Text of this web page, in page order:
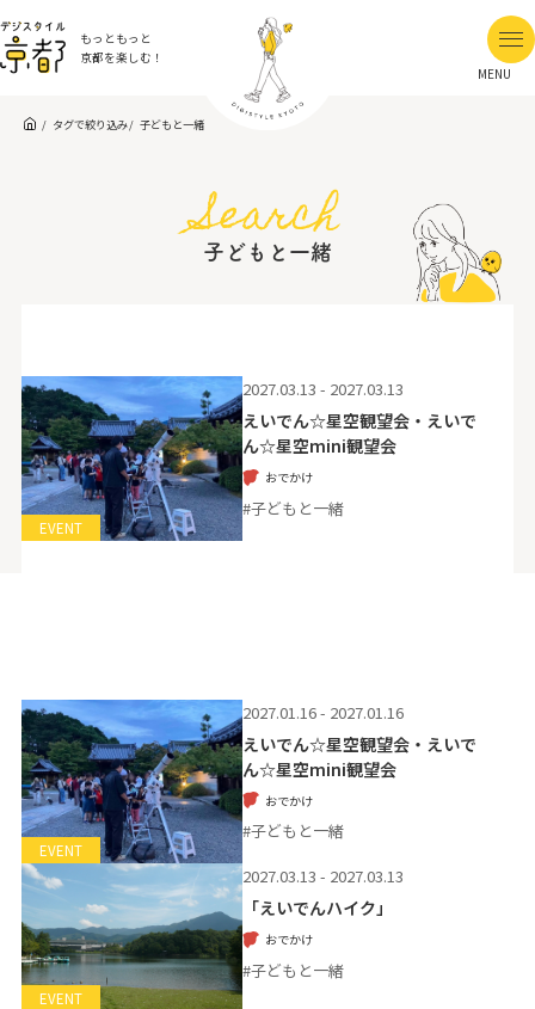
もっともっと
京都を楽しむ！
MENU
タグで絞り込み 子どもと一緒
Search
子どもと一緒
EVENT
2027.03.13 - 2027.03.13
えいでん☆星空観望会・えいで
ん☆星空mini観望会
おでかけ
#子どもと一緒
EVENT
2027.01.16 - 2027.01.16
えいでん☆星空観望会・えいで
ん☆星空mini観望会
おでかけ
#子どもと一緒
EVENT
2027.03.13 - 2027.03.13
「えいでんハイク」
おでかけ
#子どもと一緒